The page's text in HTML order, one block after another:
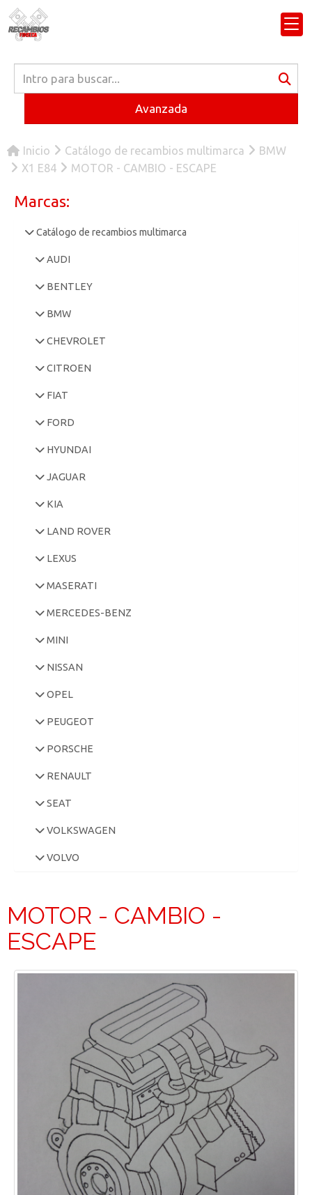
Avanzada
Inicio Catálogo de recambios multimarca
BMW
X1 E84
MOTOR - CAMBIO - ESCAPE
Marcas:
Catálogo de recambios multimarca
AUDI
BENTLEY
BMW
CHEVROLET
CITROEN
FIAT
FORD
HYUNDAI
JAGUAR
KIA
LAND ROVER
LEXUS
MASERATI
MERCEDES-BENZ
MINI
NISSAN
OPEL
PEUGEOT
PORSCHE
RENAULT
SEAT
VOLKSWAGEN
VOLVO
MOTOR - CAMBIO -
ESCAPE